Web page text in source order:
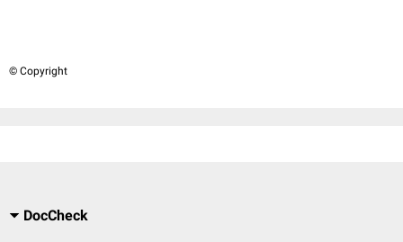
© Copyright
DocCheck